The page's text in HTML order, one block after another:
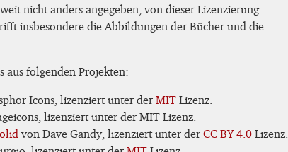
nicht anders angegeben, von dieser Lizenzierung
insbesondere die Abbildungen der Bücher und die
aus folgenden Projekten:
Icons, lizenziert unter der MIT Lizenz.
lizenziert unter der MIT Lizenz.
von Dave Gandy, lizenziert unter der CC BY 4.0 Lizenz.